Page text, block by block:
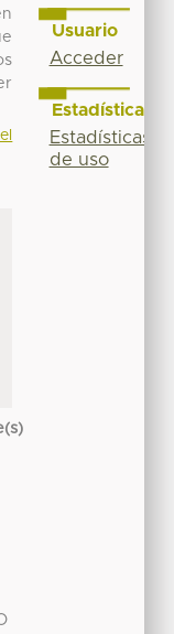
Usuario
Acceder
Estadísticas
Estadísticas
de uso